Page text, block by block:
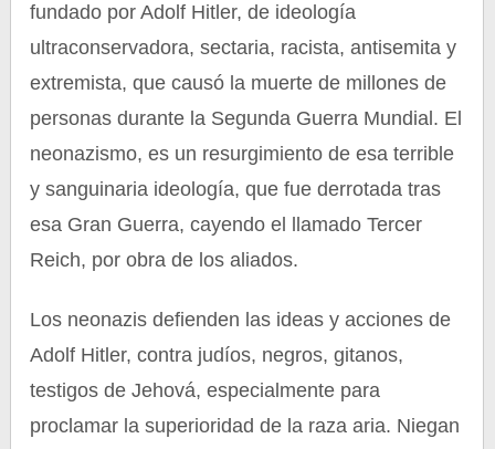
fundado por Adolf Hitler, de ideología
ultraconservadora, sectaria, racista, antisemita y
extremista, que causó la muerte de millones de
personas durante la Segunda Guerra Mundial. El
neonazismo, es un resurgimiento de esa terrible
y sanguinaria ideología, que fue derrotada tras
esa Gran Guerra, cayendo el llamado Tercer
Reich, por obra de los aliados.
Los neonazis defienden las ideas y acciones de
Adolf Hitler, contra judíos, negros, gitanos,
testigos de Jehová, especialmente para
proclamar la superioridad de la raza aria. Niegan